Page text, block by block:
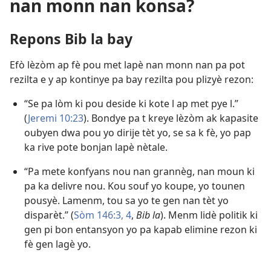
nan monn nan konsa?
Repons Bib la bay
Efò lèzòm ap fè pou met lapè nan monn nan pa pot
rezilta e y ap kontinye pa bay rezilta pou plizyè rezon:
“Se pa lòm ki pou deside ki kote l ap met pye l.”
(Jeremi 10:23). Bondye pa t kreye lèzòm ak kapasite
oubyen dwa pou yo dirije tèt yo, se sa k fè, yo pap
ka rive pote bonjan lapè nètale.
“Pa mete konfyans nou nan grannèg, nan moun ki
pa ka delivre nou. Kou souf yo koupe, yo tounen
pousyè. Lamenm, tou sa yo te gen nan tèt yo
disparèt.” (Sòm 146:3, 4, Bib la). Menm lidè politik ki
gen pi bon entansyon yo pa kapab elimine rezon ki
fè gen lagè yo.